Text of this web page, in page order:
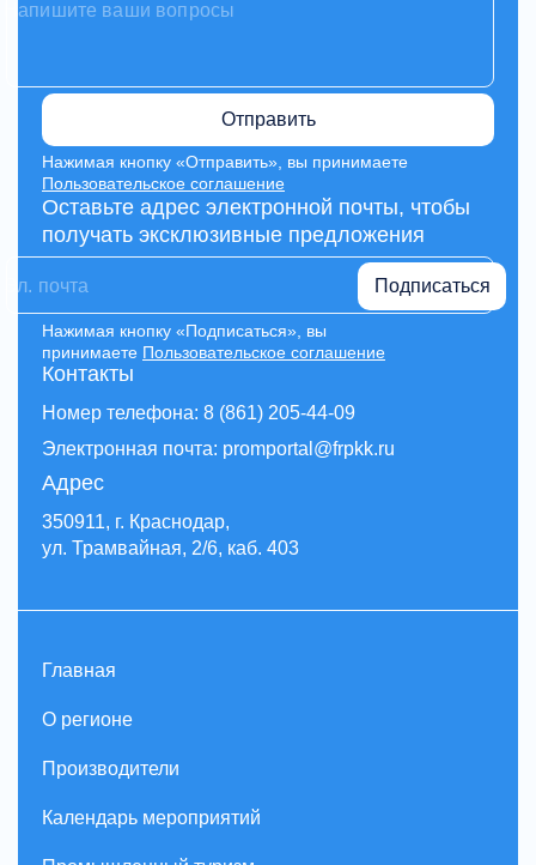
Контакты
Номер телефона: 8 (861) 205-44-09
Электронная почта: promportal@frpkk.ru
Адрес
350911, г. Краснодар,
ул. Трамвайная, 2/6, каб. 403
Отправить
Нажимая кнопку «Отправить», вы принимаете
Пользовательское соглашение
Оставьте адрес электронной почты, чтобы
получать эксклюзивные предложения
Подписаться
Нажимая кнопку «Подписаться», вы
принимаете Пользовательское соглашение
Главная
О регионе
Производители
Календарь мероприятий